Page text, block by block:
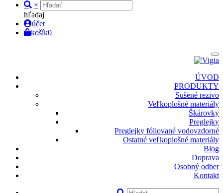
×
hľadaj
účet
košík0
ÚVOD
PRODUKTY
Sušené rezivo
Veľkoplošné materiály
Škárovky
Preglejky
Preglejky fóliované vodovzdorné
Ostatné veľkoplošné materiály
Blog
Doprava
Osobný odber
Kontakt